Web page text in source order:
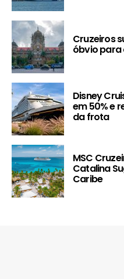
Cruzeiros
óbvio para
Disney
em 50% e
da frota
MSC
Catalina
Caribe